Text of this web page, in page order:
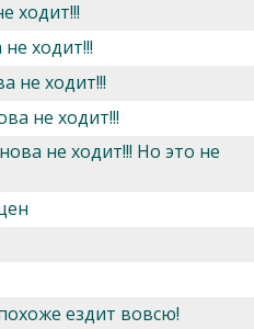
ходит!!!
не ходит!!!
не ходит!!!
не ходит!!!
не ходит!!! Но это не
ездит вовсю!